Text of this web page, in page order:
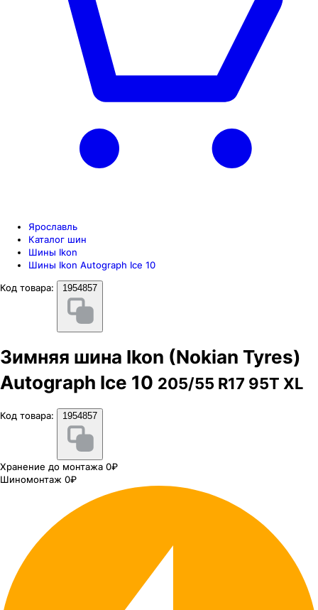
Ярославль
Каталог шин
Шины Ikon
Шины Ikon Autograph Ice 10
Код товара:
1954857
Зимняя шина Ikon (Nokian Tyres)
Autograph Ice 10 205/55 R17 95T XL
Код товара: 1954857
Хранение до монтажа 0₽
Шиномонтаж 0₽